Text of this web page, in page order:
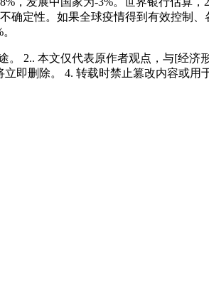
确定性。如果全球疫情得到有效控制
2.. 本文仅代表原作者观点，与[经
即删除。 4. 转载时禁止篡改内容或用